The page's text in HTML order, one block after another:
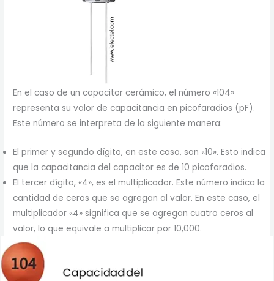
En el caso de un capacitor cerámico, el número «104»
representa su valor de capacitancia en picofaradios (pF).
Este número se interpreta de la siguiente manera:
El primer y segundo dígito, en este caso, son «10». Esto indica
que la capacitancia del capacitor es de 10 picofaradios.
El tercer dígito, «4», es el multiplicador. Este número indica la
cantidad de ceros que se agregan al valor. En este caso, el
multiplicador «4» significa que se agregan cuatro ceros al
valor, lo que equivale a multiplicar por 10,000.